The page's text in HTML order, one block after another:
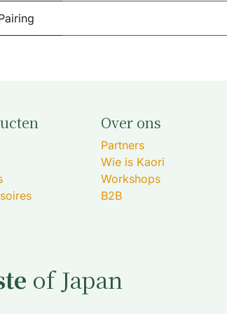
Over ons
Partners
Wie is Kaori
Workshops
B2B
of Japan